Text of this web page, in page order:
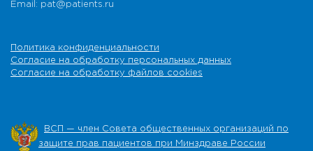
Email: pat@patients.ru
Политика конфиденциальности
Согласие на обработку персональных данных
Согласие на обработку файлов cookies
ВСП — член Совета общественных организаций по
защите прав пациентов при Минздраве России